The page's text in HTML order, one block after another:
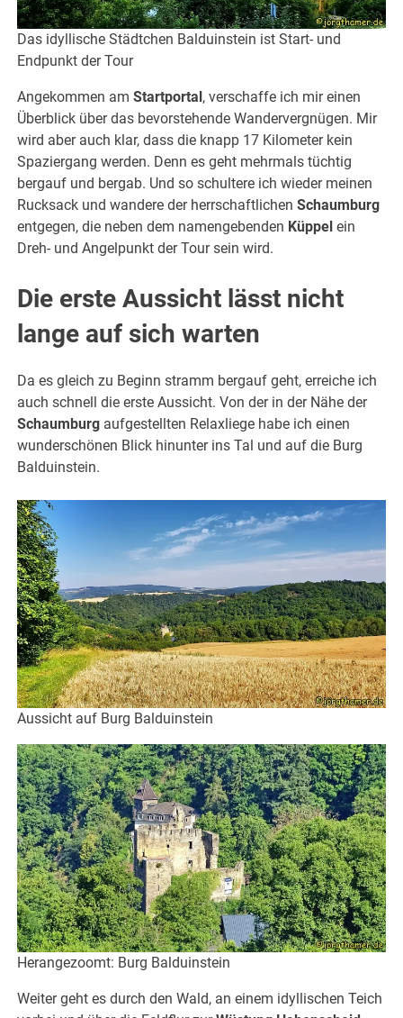
Das idyllische Städtchen Balduinstein ist Start- und
Endpunkt der Tour
Angekommen amStartportal , verschaffe ich mir einen
Überblick über das bevorstehende Wandervergnügen. Mir
wird aber auch klar, dass die knapp 17 Kilometer kein
Spaziergang werden. Denn es geht mehrmals tüchtig
bergauf und bergab. Und so schultere ich wieder meinen
Rucksack und wandere der herrschaftlichenSchaumburg
entgegen, die neben dem namengebenden Küppel ein
Dreh- und Angelpunkt der Tour sein wird.
Die erste Aussicht lässt nicht
lange auf sich warten
Da es gleich zu Beginn stramm bergauf geht, erreiche ich
auch schnell die erste Aussicht. Von der in der Nähe der
Schaumburg aufgestellten Relaxliege habe ich einen
wunderschönen Blick hinunter ins Tal und auf die Burg
Balduinstein.
Aussicht auf Burg Balduinstein
Herangezoomt: Burg Balduinstein
Weiter geht es durch den Wald, an einem idyllischen Teich